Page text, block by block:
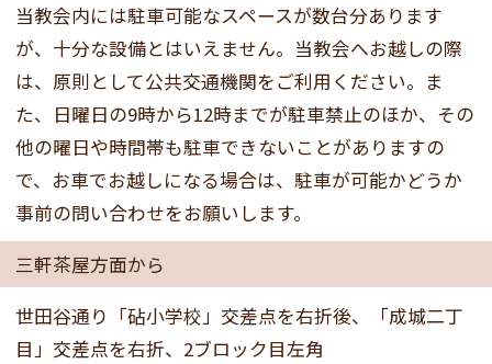
当教会内には駐車可能なスペースが数台分あります
が、十分な設備とはいえません。当教会へお越しの際
は、原則として公共交通機関をご利用ください。ま
た、日曜日の9時から12時までが駐車禁止のほか、その
他の曜日や時間帯も駐車できないことがありますの
で、お車でお越しになる場合は、駐車が可能かどうか
事前の問い合わせをお願いします。
三軒茶屋方面から
世田谷通り「砧小学校」交差点を右折後、「成城二丁
目」交差点を右折、2ブロック目左角